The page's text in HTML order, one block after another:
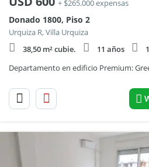
+ $265.000 expensas
Donado 1800, Piso 2
Urquiza R, Villa Urquiza
38,50 m² cubie.
11 años